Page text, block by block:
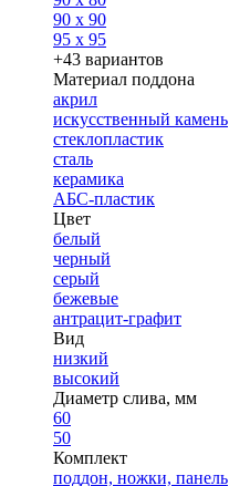
90 x 90
95 x 95
+43 вариантов
Материал поддона
акрил
искусственный камень
стеклопластик
сталь
керамика
АБС-пластик
Цвет
белый
черный
серый
бежевые
антрацит-графит
Вид
низкий
высокий
Диаметр слива, мм
60
50
Комплект
поддон, ножки, панель